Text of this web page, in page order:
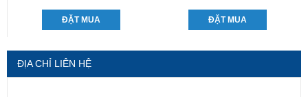
ĐẶT MUA ĐẶT MUA
ĐỊA CHỈ LIÊN HỆ